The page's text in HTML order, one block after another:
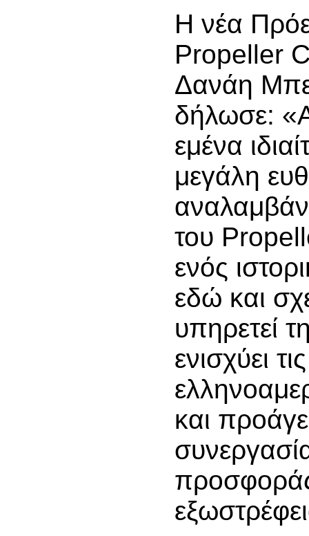
Η νέα
Propeller
Δανάη
δήλωσε:
εμένα
μεγάλη
του
ενός
εδώ και
υπηρετεί
ενισχύει τις
και